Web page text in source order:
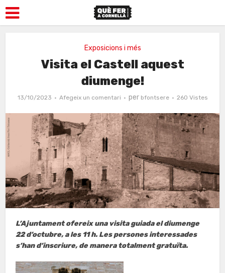
Exposicions i més
Visita el Castell aquest
diumenge!
13/10/2023 Afegeix un comentari per bfontsere 260 Vistes
L’Ajuntament ofereix una visita guiada el diumenge
22 d’octubre, a les 11 h. Les persones interessades
s’han d’inscriure, de manera totalment gratuïta.